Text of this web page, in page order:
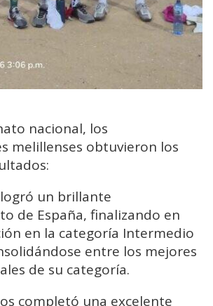
nacional, los
melillenses obtuvieron los
un brillante
de España, finalizando en
en la categoría Intermedio
entre los mejores
de su categoría.
completó una excelente